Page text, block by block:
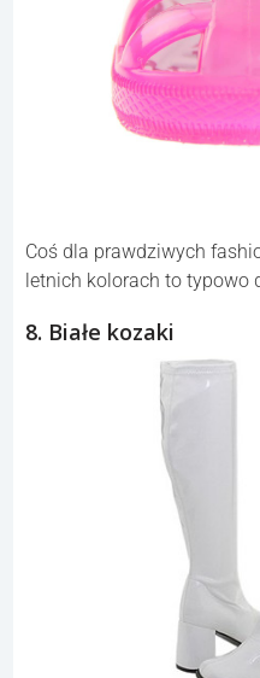
Coś dla prawdziwych
letnich kolorach to typowo
8. Białe kozaki